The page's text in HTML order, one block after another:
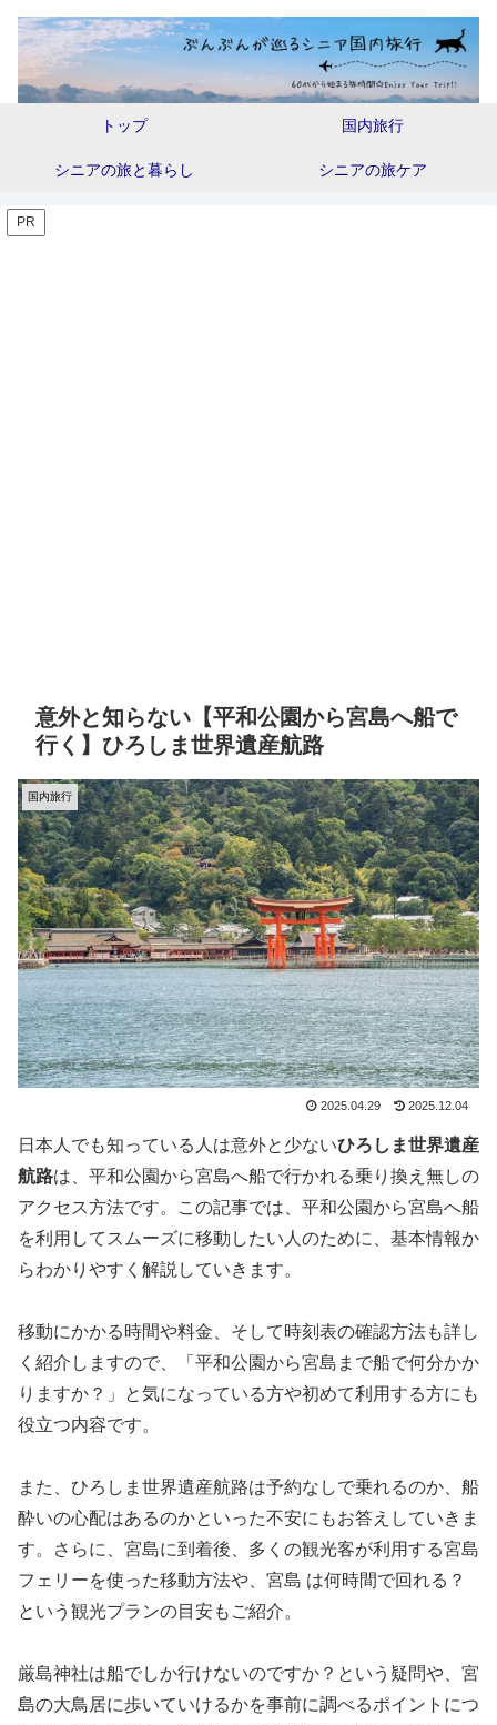
トップ 国内旅行
シニアの旅と暮らし シニアの旅ケア
PR
意外と知らない【平和公園から宮島へ船で
行く】ひろしま世界遺産航路
国内旅行
2025.04.29 2025.12.04
日本人でも知っている人は意外と少ないひろしま世界遺産
航路は、平和公園から宮島へ船で行かれる乗り換え無しの
アクセス方法です。この記事では、平和公園から宮島へ船
を利用してスムーズに移動したい人のために、基本情報か
らわかりやすく解説していきます。
移動にかかる時間や料金、そして時刻表の確認方法も詳し
く紹介しますので、「平和公園から宮島まで船で何分かか
りますか？」と気になっている方や初めて利用する方にも
役立つ内容です。
また、ひろしま世界遺産航路は予約なしで乗れるのか、船
酔いの心配はあるのかといった不安にもお答えしていきま
す。さらに、宮島に到着後、多くの観光客が利用する宮島
フェリーを使った移動方法や、宮島 は何時間で回れる？
という観光プランの目安もご紹介。
厳島神社は船でしか行けないのですか？という疑問や、宮
島の大鳥居に歩いていけるかを事前に調べるポイントにつ